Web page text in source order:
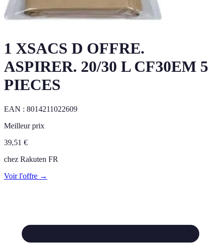
1 XSACS D OFFRE.
ASPIRER. 20/30 L CF30EM 5
PIECES
EAN : 8014211022609
Meilleur prix
39,51 €
chez Rakuten FR
Voir l'offre →